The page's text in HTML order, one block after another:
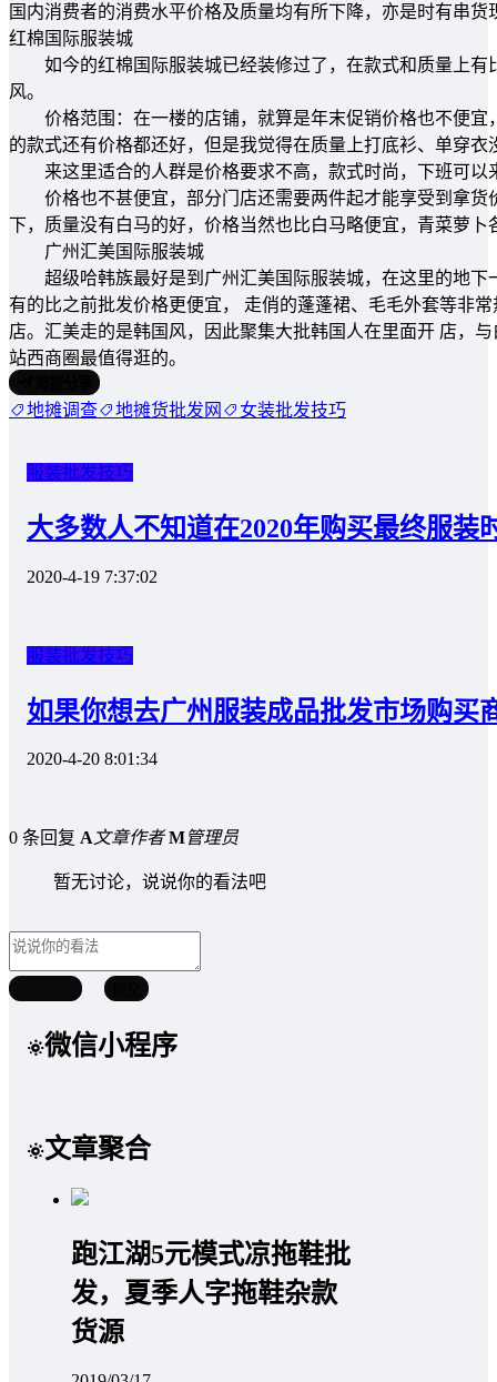
国内消费者的消费水平价格及质量均有所下降，亦是时有串
红棉国际服装城
如今的红棉国际服装城已经装修过了，在款式和质量上有
风。
价格范围：在一楼的店铺，就算是年末促销价格也不便宜
的款式还有价格都还好，但是我觉得在质量上打底衫、单穿
来这里适合的人群是价格要求不高，款式时尚，下班可以
价格也不甚便宜，部分门店还需要两件起才能享受到拿货
下，质量没有白马的好，价格当然也比白马略便宜，青菜萝
广州汇美国际服装城
超级哈韩族最好是到广州汇美国际服装城，在这里的地下
有的比之前批发价格更便宜， 走俏的蓬蓬裙、毛毛外套等非
店。汇美走的是韩国风，因此聚集大批韩国人在里面开 店，
站西商圈最值得逛的。
地摊调查 地摊货批发网 女装批发技巧
服装批发技巧
大多数人不知道在2020年购买最终服装
2020-4-19 7:37:02
服装批发技巧
如果你想去广州服装成品批发市场购买
2020-4-20 8:01:34
0 条回复 A文章作者 M管理员
暂无讨论，说说你的看法吧
微信小程序
文章聚合
跑江湖5元模式凉拖鞋批
发，夏季人字拖鞋杂款
货源